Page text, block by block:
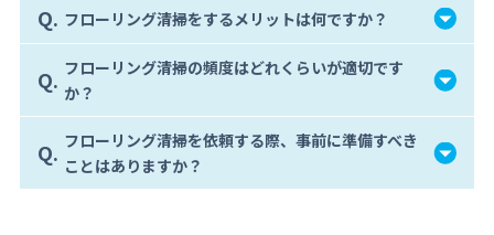
Q. フローリング清掃をするメリットは何ですか？
Q. フローリング清掃の頻度はどれくらいが適切です
か？
Q. フローリング清掃を依頼する際、事前に準備すべき
ことはありますか？